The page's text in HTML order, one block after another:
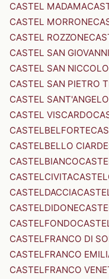
CASTEL MADAMA
CASTEL MORRONE
CASTEL ROZZONE
CASTEL SAN GIOVANNI
CASTEL SAN
CASTEL SAN PIETRO
CASTEL SANT'ANGELO
CASTEL VISCARDO
CASTELBELFORTE
CASTELBELLO
CASTELBIANCO
CASTELCIVITA
CASTELDACCIA
CASTELDIDONE
CASTELFONDO
CASTELFRANCO DI
CASTELFRANCO
CASTELFRANCO